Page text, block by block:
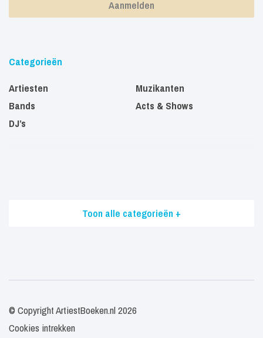
Categorieën
Artiesten
Bands
DJ’s
Muzikanten
Acts & Shows
Toon alle categorieën +
© Copyright ArtiestBoeken.nl 2026
Cookies intrekken